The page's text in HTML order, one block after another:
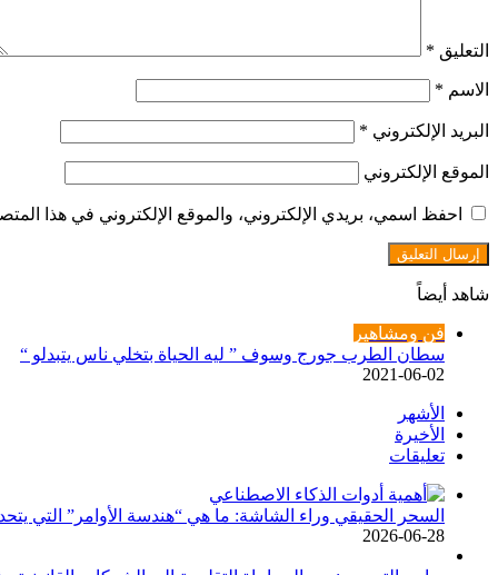
التعليق *
الاسم *
البريد الإلكتروني *
الموقع الإلكتروني
احفظ اسمي، بريدي الإلكتروني، والموقع الإلكتروني في هذا
شاهد أيضاً
فن ومشاهير
سطان الطرب جورج وسوف ” ليه الحياة بتخلي ناس يتبدلو “
2021-06-02
الأشهر
الأخيرة
تعليقات
السحر الحقيقي وراء الشاشة: ما هي “هندسة الأوامر” التي
2026-06-28